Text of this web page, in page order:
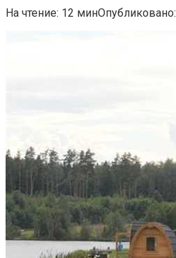
На чтение: 12 минОпубликовано: